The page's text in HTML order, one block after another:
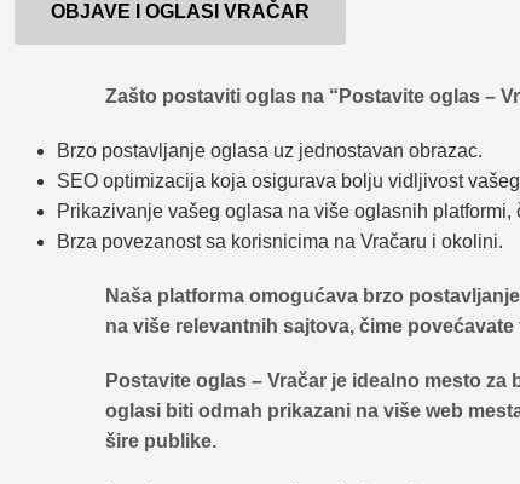
OBJAVE I OGLASI VRAČAR
Zašto postaviti oglas na “Postavite oglas –
Brzo postavljanje oglasa uz jednostavan obrazac.
SEO optimizacija koja osigurava bolju vidljivost
Prikazivanje vašeg oglasa na više oglasnih
Brza povezanost sa korisnicima na Vračaru i okolini.
Naša platforma omogućava brzo
na više relevantnih sajtova, čime
Postavite oglas – Vračar je idealno mesto za
oglasi biti odmah prikazani na više web
šire publike.